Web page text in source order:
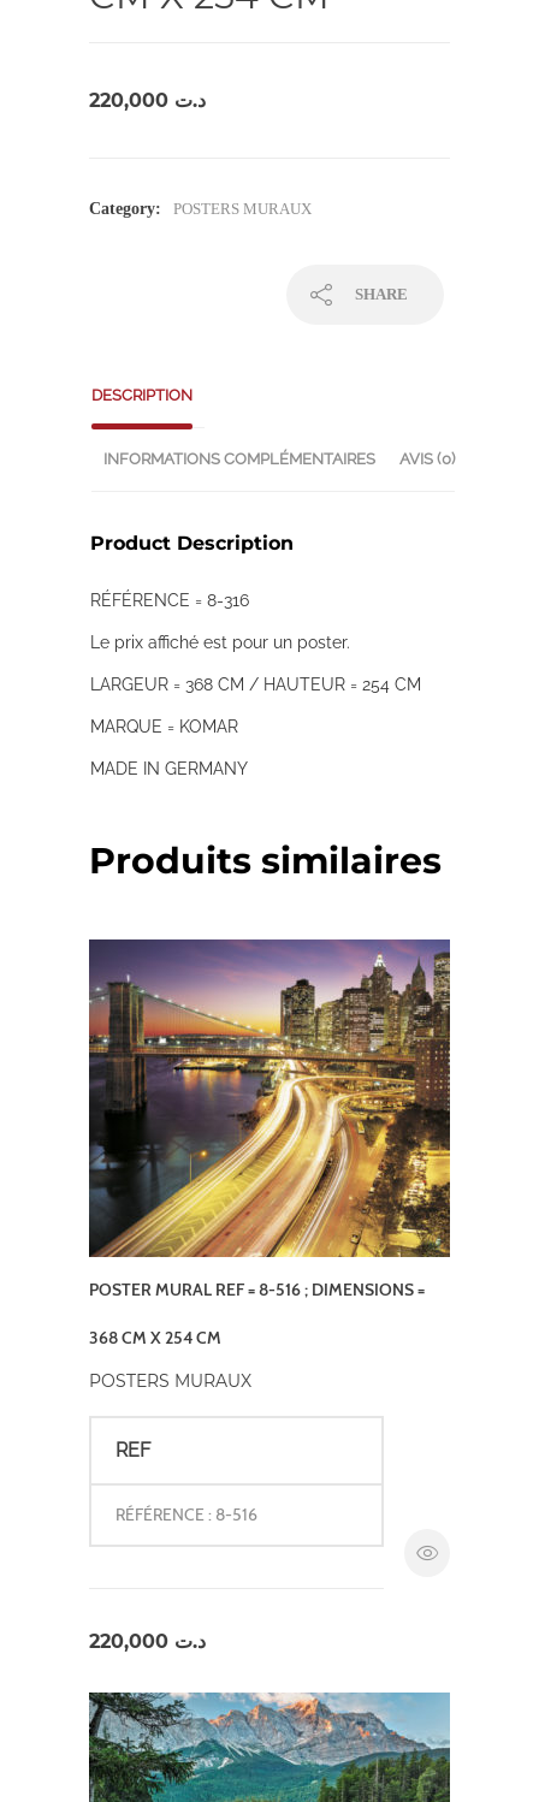
د.ت
Category: POSTERS MURAUX
SHARE
DESCRIPTION
INFORMATIONS COMPLÉMENTAIRES AVIS (0)
Product Description
RÉFÉRENCE = 8-316
Le prix affiché est pour un poster.
LARGEUR = 368 CM / HAUTEUR = 254 CM
MARQUE = KOMAR
MADE IN GERMANY
Produits similaires
POSTER MURAL REF = 8-516 ; DIMENSIONS =
368 CM X 254 CM
POSTERS MURAUX
REF
RÉFÉRENCE : 8-516
د.ت